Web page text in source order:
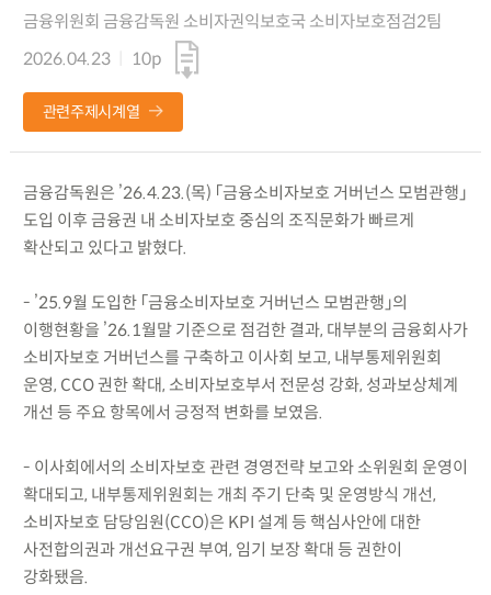
금융위원회 금융감독원 소비자권익보호국 소비자보호점검2팀
2026.04.23
10p
관련주제시계열
금융감독원은 ’26.4.23.(목) 「금융소비자보호 거버넌스 모범관행」
도입 이후 금융권 내 소비자보호 중심의 조직문화가 빠르게
확산되고 있다고 밝혔다.
- ’25.9월 도입한 「금융소비자보호 거버넌스 모범관행」의
이행현황을 ’26.1월말 기준으로 점검한 결과, 대부분의 금융회사가
소비자보호 거버넌스를 구축하고 이사회 보고, 내부통제위원회
운영, CCO 권한 확대, 소비자보호부서 전문성 강화, 성과보상체계
개선 등 주요 항목에서 긍정적 변화를 보였음.
- 이사회에서의 소비자보호 관련 경영전략 보고와 소위원회 운영이
확대되고, 내부통제위원회는 개최 주기 단축 및 운영방식 개선,
소비자보호 담당임원(CCO)은 KPI 설계 등 핵심사안에 대한
사전합의권과 개선요구권 부여, 임기 보장 확대 등 권한이
강화됐음.